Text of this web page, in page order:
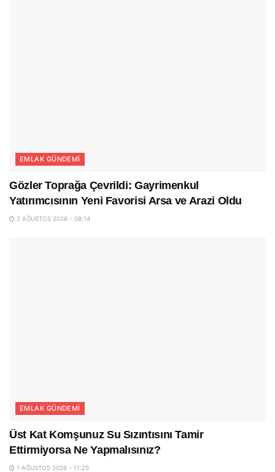
EMLAK GÜNDEMI
Gözler Toprağa Çevrildi: Gayrimenkul
Yatırımcısının Yeni Favorisi Arsa ve Arazi Oldu
2 AĞUSTOS 2026 - 08:14
EMLAK GÜNDEMI
Üst Kat Komşunuz Su Sızıntısını Tamir
Ettirmiyorsa Ne Yapmalısınız?
1 AĞUSTOS 2026 - 11:25